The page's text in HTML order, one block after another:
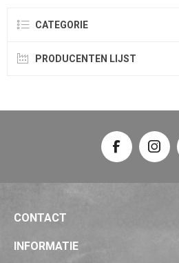
CATEGORIE
PRODUCENTEN LIJST
CONTACT
INFORMATIE